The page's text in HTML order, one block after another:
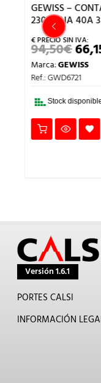
GEWISS –
230V 2NA 40A
94,50€EL
ERA:
Marca:GEWISS
Ref.: GWD6721
Stock
Versión 1.6.1
PORTES CALSI
INFORMACIÓN